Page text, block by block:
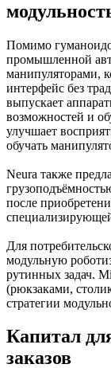
Помимо
промышленной
манипуляторами,
интерфейс без
выпускает
возможностей и
улучшает
обучать
Neura также
после
Для
модульную
рутинных задач.
(рюкзаками,
стратегии
Капитал
заказов